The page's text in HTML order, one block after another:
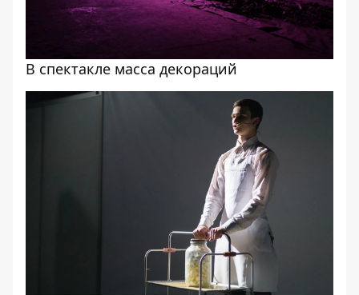
В спектакле масса декораций